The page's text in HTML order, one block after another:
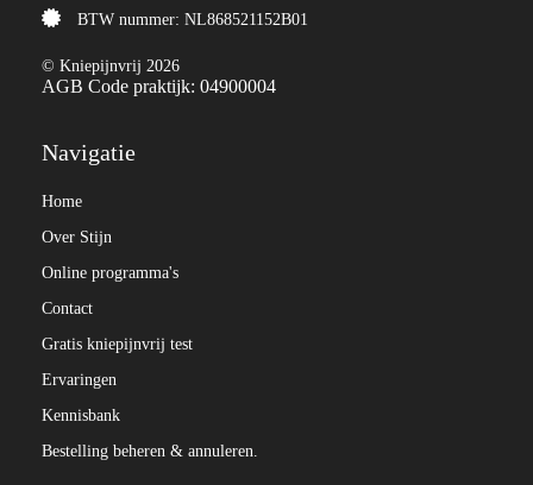
BTW nummer: NL868521152B01
© Kniepijnvrij 2026
AGB Code praktijk: 04900004
Navigatie
Home
Over Stijn
Online programma's
Contact
Gratis kniepijnvrij test
Ervaringen
Kennisbank
Bestelling beheren & annuleren.